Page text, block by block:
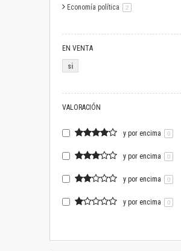
Economía política 2artículo
EN VENTA
si
VALORACIÓN
y por encima 0
y por encima 0
y por encima 0
y por encima 0